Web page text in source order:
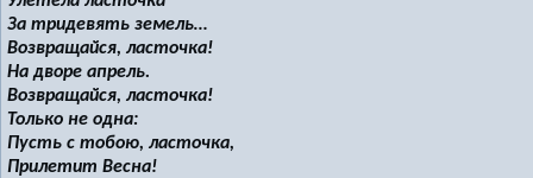
За тридевять земель…
Возвращайся, ласточка!
На дворе апрель.
Возвращайся, ласточка!
Только не одна:
Пусть с тобою, ласточка,
Прилетит Весна!